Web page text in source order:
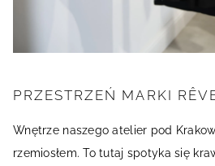
PRZESTRZEŃ MARKI
Wnętrze naszego atelier pod
rzemiosłem. To tutaj spotyka się